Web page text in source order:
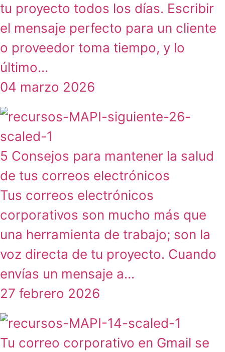
tu proyecto todos los días. Escribir
el mensaje perfecto para un cliente
o proveedor toma tiempo, y lo
último...
04 marzo 2026
5 Consejos para mantener la salud
de tus correos electrónicos
Tus correos electrónicos
corporativos son mucho más que
una herramienta de trabajo; son la
voz directa de tu proyecto. Cuando
envías un mensaje a...
27 febrero 2026
Tu correo corporativo en Gmail se